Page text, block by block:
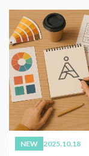
NEW 2025.10.18